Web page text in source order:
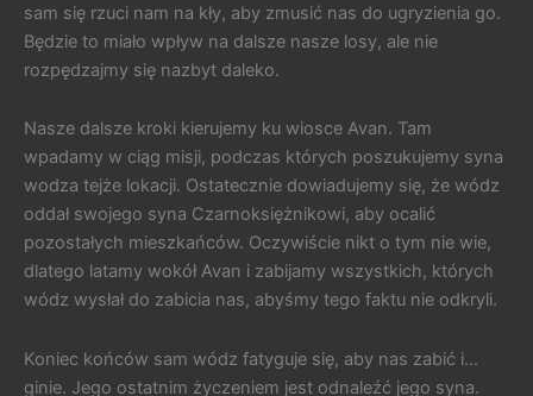
sam się rzuci nam na kły, aby zmusić nas do ugryzienia go.
Będzie to miało wpływ na dalsze nasze losy, ale nie
rozpędzajmy się nazbyt daleko.
Nasze dalsze kroki kierujemy ku wiosce Avan. Tam
wpadamy w ciąg misji, podczas których poszukujemy syna
wodza tejże lokacji. Ostatecznie dowiadujemy się, że wódz
oddał swojego syna Czarnoksiężnikowi, aby ocalić
pozostałych mieszkańców. Oczywiście nikt o tym nie wie,
dlatego latamy wokół Avan i zabijamy wszystkich, których
wódz wysłał do zabicia nas, abyśmy tego faktu nie odkryli.
Koniec końców sam wódz fatyguje się, aby nas zabić i…
ginie. Jego ostatnim życzeniem jest odnaleźć jego syna.